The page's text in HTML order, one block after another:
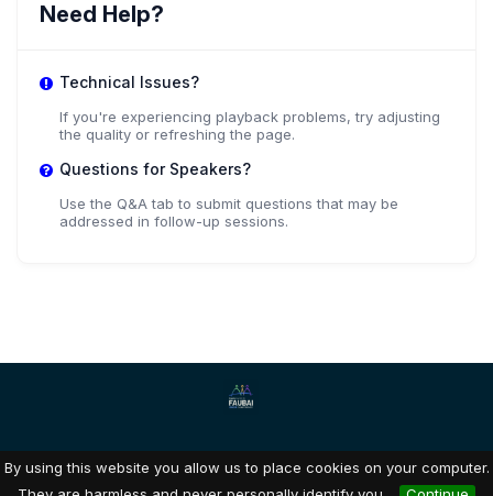
Need Help?
Technical Issues?
If you're experiencing playback problems, try adjusting
the quality or refreshing the page.
Questions for Speakers?
Use the Q&A tab to submit questions that may be
addressed in follow-up sessions.
Dryfta event tools for academia & non-profits
By using this website you allow us to place cookies on your computer.